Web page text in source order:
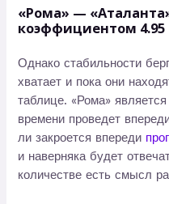
«Рома» —
коэффициентом 4.95
Однако стабильности
хватает и пока они
таблице. «Рома»
времени проведет
ли закроется впереди
и наверняка будет
количестве есть смысл